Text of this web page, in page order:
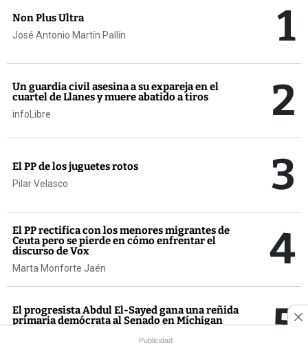
Non Plus Ultra
José Antonio Martín Pallín 1
Un guardia civil asesina a su expareja en el
cuartel de Llanes y muere abatido a tiros
infoLibre 2
El PP de los juguetes rotos
Pilar Velasco 3
El PP rectifica con los menores migrantes de
Ceuta pero se pierde en cómo enfrentar el
discurso de Vox
Marta Monforte Jaén 4
El progresista Abdul El-Sayed gana una reñida
primaria demócrata al Senado en Míchigan
5
Publicidad